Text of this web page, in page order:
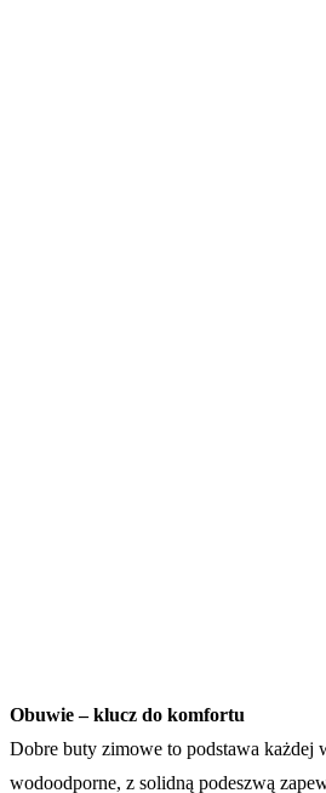
Obuwie – klucz do komfortu
Dobre buty zimowe to podstawa każdej
wodoodporne, z solidną podeszwą